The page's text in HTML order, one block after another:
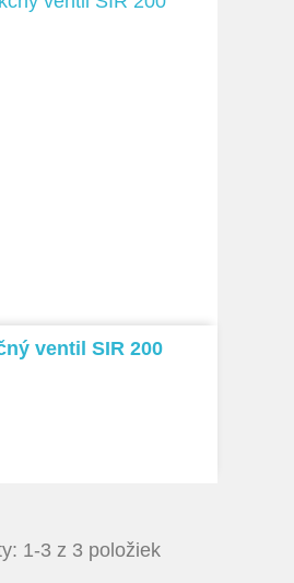
ventil SIR 200
1-3 z 3 položiek